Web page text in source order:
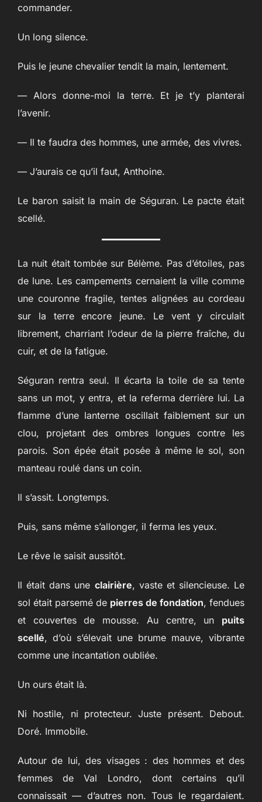
commander.
Un long silence.
Puis le jeune chevalier tendit la main, lentement.
— Alors donne-moi la terre. Et je t’y planterai
l’avenir.
— Il te faudra des hommes, une armée, des vivres.
— J’aurais ce qu’il faut, Anthoine.
Le baron saisit la main de Séguran. Le pacte était
scellé.
La nuit était tombée sur Bélème. Pas d’étoiles, pas
de lune. Les campements cernaient la ville comme
une couronne fragile, tentes alignées au cordeau
sur la terre encore jeune. Le vent y circulait
librement, charriant l’odeur de la pierre fraîche, du
cuir, et de la fatigue.
Séguran rentra seul. Il écarta la toile de sa tente
sans un mot, y entra, et la referma derrière lui. La
flamme d’une lanterne oscillait faiblement sur un
clou, projetant des ombres longues contre les
parois. Son épée était posée à même le sol, son
manteau roulé dans un coin.
Il s’assit. Longtemps.
Puis, sans même s’allonger, il ferma les yeux.
Le rêve le saisit aussitôt.
Il était dans une clairière, vaste et silencieuse. Le
sol était parsemé de pierres de fondation, fendues
et couvertes de mousse. Au centre, un puits
scellé, d’où s’élevait une brume mauve, vibrante
comme une incantation oubliée.
Un ours était là.
Ni hostile, ni protecteur. Juste présent. Debout.
Doré. Immobile.
Autour de lui, des visages : des hommes et des
femmes de Val Londro, dont certains qu’il
connaissait — d’autres non. Tous le regardaient.